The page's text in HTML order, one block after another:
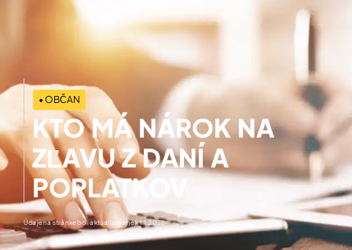
• OBČAN
KTO MÁ NÁROK NA
ZĽAVU Z DANÍ A
POPLATKOV
Údaje na stránke boli aktualizované k 1.1.2026